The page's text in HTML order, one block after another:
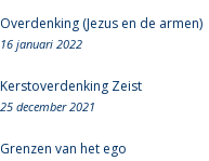
Overdenking (Jezus en de armen)
16 januari 2022
Kerstoverdenking Zeist
25 december 2021
Grenzen van het ego